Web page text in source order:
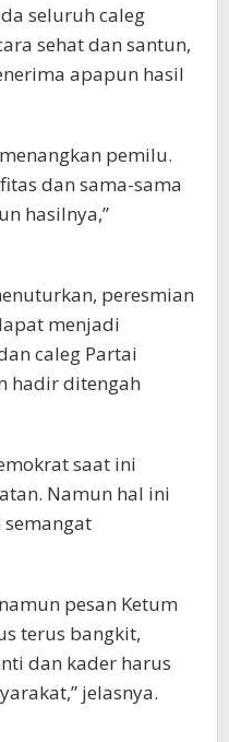
seluruh caleg
sehat dan santun,
apapun hasil
pemilu.
dan sama-sama
hasilnya,”
peresmian
menjadi
caleg Partai
hadir ditengah
saat ini
Namun hal ini
pesan Ketum
terus bangkit,
dan kader harus
jelasnya.